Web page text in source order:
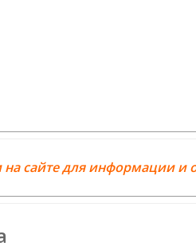
сайте для информации и